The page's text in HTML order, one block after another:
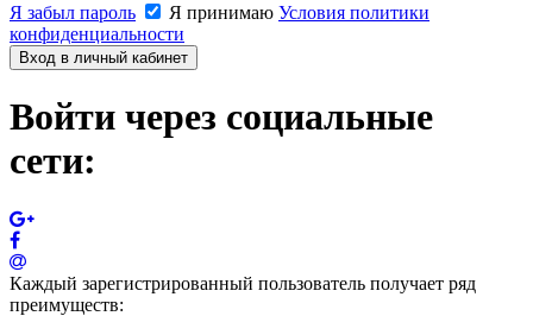
Я забыл пароль
Я принимаю Условия политики
конфиденциальности
Вход в личный кабинет
Войти через социальные
сети:
Каждый зарегистрированный пользователь получает ряд
преимуществ: